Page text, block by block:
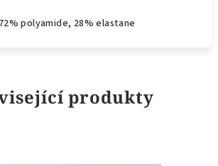
polyamide, 28% elastane
produkty